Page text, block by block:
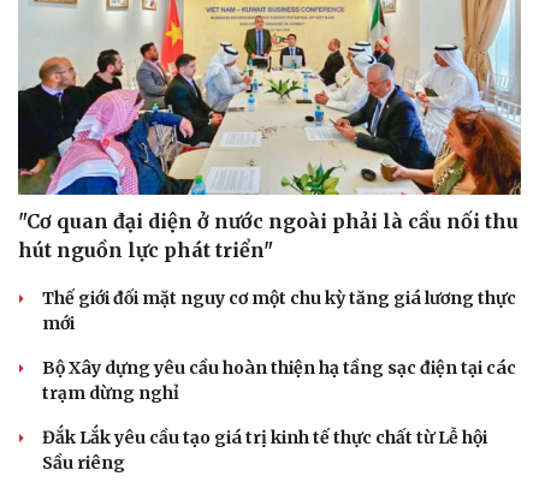
"Cơ quan đại diện ở nước ngoài phải là cầu nối thu
hút nguồn lực phát triển"
Thế giới đối mặt nguy cơ một chu kỳ tăng giá lương thực
mới
Bộ Xây dựng yêu cầu hoàn thiện hạ tầng sạc điện tại các
trạm dừng nghỉ
Đắk Lắk yêu cầu tạo giá trị kinh tế thực chất từ Lễ hội
Sầu riêng